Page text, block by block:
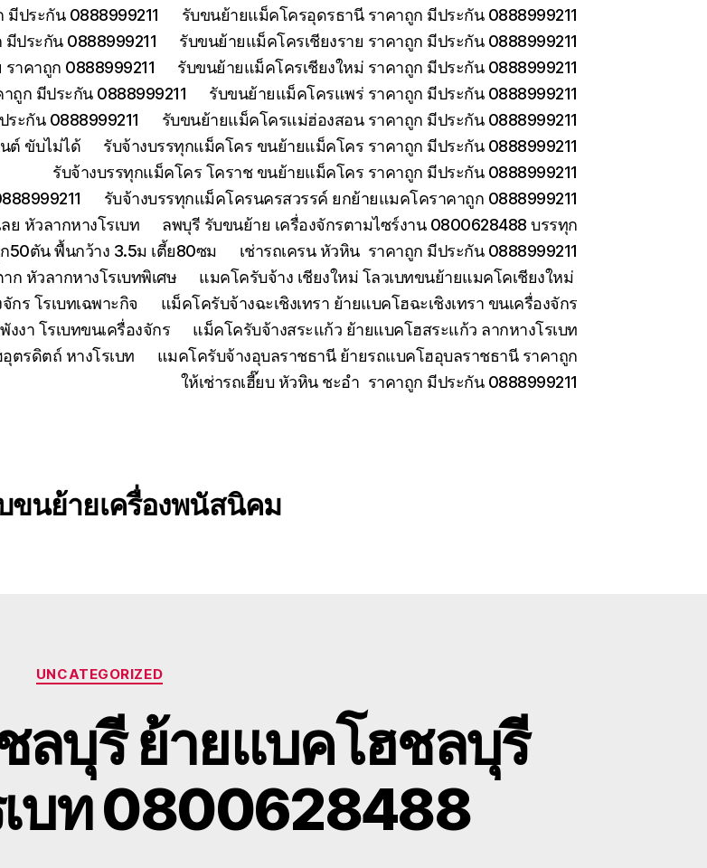
ประกัน 0888999211
รับขนย้ายแม็คโครอุดรธานี ราคาถูก มีประกัน 0888999211
ประกัน 0888999211
รับขนย้ายแม็คโครเชียงราย ราคาถูก มีประกัน 0888999211
าคาถูก 0888999211
รับขนย้ายแม็คโครเชียงใหม่ ราคาถูก มีประกัน 0888999211
ถูก มีประกัน 0888999211
รับขนย้ายแม็คโครแพร่ ราคาถูก มีประกัน 0888999211
ะกัน 0888999211
รับขนย้ายแม็คโครแม่ฮ่องสอน ราคาถูก มีประกัน 0888999211
ต์ ขับไม่ได้
รับจ้างบรรทุกแม็คโคร ขนย้ายแม็คโคร ราคาถูก มีประกัน 0888999211
รับจ้างบรรทุกแม็คโคร โคราช ขนย้ายแม็คโคร ราคาถูก มีประกัน 0888999211
รับจ้างบรรทุกแม็คโครนครสวรรค์ ยกย้ายแมคโคราคาถูก 0888999211
ย หัวลากหางโรเบท
ลพบุรี รับขนย้าย เครื่องจักรตามไซร์งาน 0800628488 บรรทุก
ก50ตัน พื้นกว้าง 3.5ม เตี้ย80ซม
เช่ารถเครน หัวหิน ราคาถูก มีประกัน 0888999211
ก หัวลากหางโรเบทพิเศษ
แมคโครับจ้าง เชียงใหม่ โลวเบทขนย้ายแมคโคเชียงใหม่
ร โรเบทเฉพาะกิจ
แม็คโครับจ้างฉะเชิงเทรา ย้ายแบคโฮฉะเชิงเทรา ขนเครื่องจักร
งา โรเบทขนเครื่องจักร
แม็คโครับจ้างสระแก้ว ย้ายแบคโฮสระแก้ว ลากหางโรเบท
ตรดิตถ์ หางโรเบท
แมคโครับจ้างอุบลราชธานี ย้ายรถแบคโฮอุบลราชธานี ราคาถูก
ให้เช่ารถเฮี๊ยบ หัวหิน ชะอำ ราคาถูก มีประกัน 0888999211
ขนย้ายเครื่องพนัสนิคม
Categories
UNCATEGORIZED
ลบุรี ย้ายแบคโฮชลบุรี
เบท 0800628488